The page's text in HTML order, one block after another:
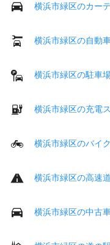
横浜市緑区のカー
横浜市緑区の自動
横浜市緑区の駐車
横浜市緑区の充電
横浜市緑区のバイ
横浜市緑区の高速
横浜市緑区の中古